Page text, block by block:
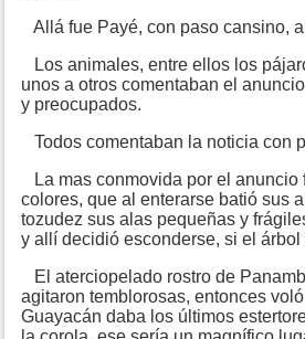
Allá fue Payé, con paso cansino,
Los animales, entre ellos los
unos a otros comentaban el
y preocupados.
Todos comentaban la noticia con
La mas conmovida por el
colores, que al enterarse batió sus
tozudez sus alas pequeñas y
y allí decidió esconderse, si el
El aterciopelado rostro de
agitaron temblorosas, entonces
Guayacán daba los últimos